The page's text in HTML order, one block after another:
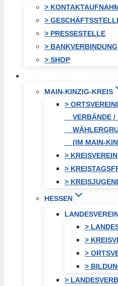
>
>
> PRESSESTELLE
> BANKVERBINDUNG
> SHOP
MAIN-KINZIG-KREIS
>
VERBÄNDE /
(IM MAIN-
>
>
>
HESSEN
>
>
>
>
>